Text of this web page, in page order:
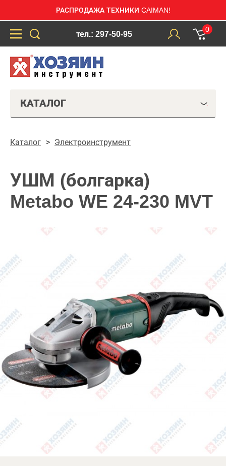
РАСПРОДАЖА ТЕХНИКИ CAIMAN!
тел.: 297-50-95
0
КАТАЛОГ
Каталог Электроинструмент
УШМ (болгарка)
Metabo WE 24-230 MVT